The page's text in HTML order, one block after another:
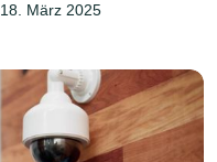
18. März 2025